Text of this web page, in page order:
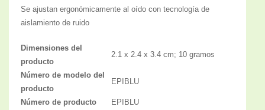
Se ajustan ergonómicamente al oído con tecnología de
aislamiento de ruido
Dimensiones del
producto
2.1 x 2.4 x 3.4 cm; 10 gramos
Número de modelo del
producto
EPIBLU
Número de producto EPIBLU